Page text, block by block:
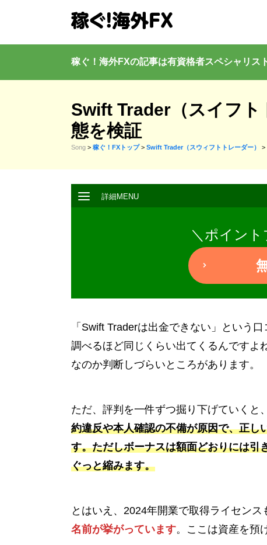
稼ぐ！海外FXの記事は有資格者スペシャリス
Swift Trader（スイフト
態を検証
Song > 稼ぐ！FXトップ> Swift Trader（スウィフトトレーダー） >
＼ポイン
「Swift Traderは出金できない」という
調べるほど同じくらい出てくるんですよ
なのか判断しづらいところがあります。
ただ、評判を一件ずつ掘り下げていくと
約違反や本人確認の不備が原因で、正し
す。ただしボーナスは額面どおりには引
ぐっと縮みます。
とはいえ、2024年開業で取得ライセン
名前が挙がっています。ここは資産を預